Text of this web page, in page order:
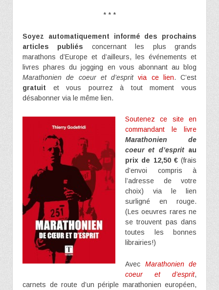
* * *
Soyez automatiquement informé des prochains
articles publiés concernant les plus grands
marathons d’Europe et d’ailleurs, les événements et
livres phares du jogging en vous abonnant au blog
Marathonien de coeur et d’esprit via ce lien. C’est
gratuit et vous pourrez à tout moment vous
désabonner via le même lien.
Soutenez ce site en
commandant le livre
Marathonien de
coeur et d’espritau
prix de 12,50 €(frais
d’envoi compris à
l’adresse de votre
choix) via le lien
surligné en rouge.
(Les oeuvres rares ne
se trouvent pas dans
toutes les bonnes
librairies!)
Avec Marathonien de
coeur et d’esprit,
carnets de route d’un périple marathonien européen,